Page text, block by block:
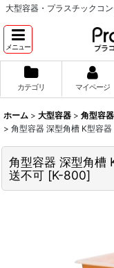
大型容器・プラスチックコ
メニュー
カテゴリ マイページ
ホーム > 大型容器 > 角型容
> 角型容器 深型角槽 K型容
角型容器 深型角槽
送不可 [K-800]